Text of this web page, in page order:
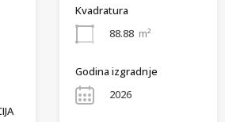
Kvadratura
88.88 m²
Godina izgradnje
2026